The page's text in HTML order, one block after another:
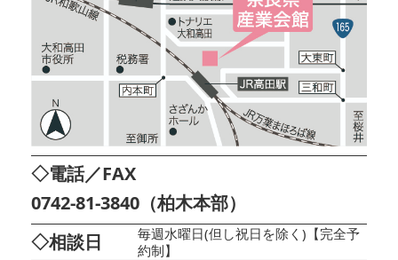
◇電話／FAX
0742-81-3840（柏木本部）
◇相談日
毎週水曜日(但し祝日を除く)【完全予
約制】